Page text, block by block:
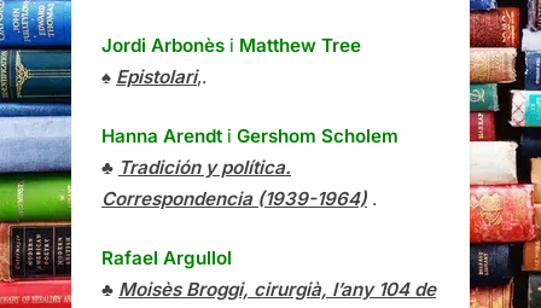
Jordi Arbonès i Matthew Tree
♠ Epistolari,.
Hanna Arendt i Gershom Scholem
♣ Tradición y política.
Correspondencia (1939-1964) .
Rafael Argullol
♣ Moisès Broggi, cirurgià, l’any 104 de